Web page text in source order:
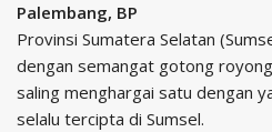
Palembang, BP
Provinsi Sumatera Selatan
dengan semangat gotong
saling menghargai satu dengan
selalu tercipta di Sumsel.